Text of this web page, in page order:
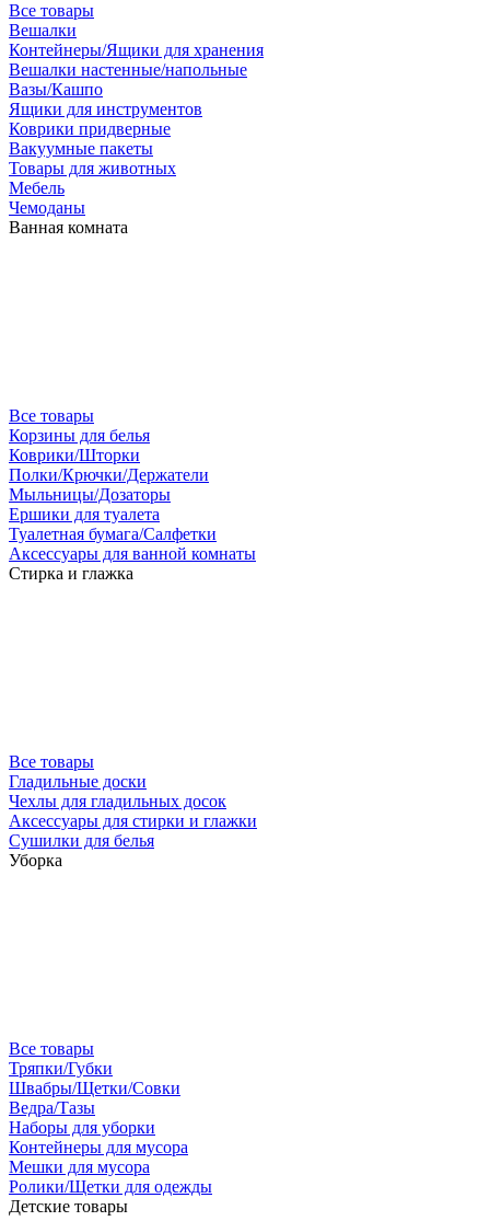
Все товары
Вешалки
Контейнеры/Ящики для хранения
Вешалки настенные/напольные
Вазы/Кашпо
Ящики для инструментов
Коврики придверные
Вакуумные пакеты
Товары для животных
Мебель
Чемоданы
Ванная комната
Все товары
Корзины для белья
Коврики/Шторки
Полки/Крючки/Держатели
Мыльницы/Дозаторы
Ершики для туалета
Туалетная бумага/Салфетки
Аксессуары для ванной комнаты
Стирка и глажка
Все товары
Гладильные доски
Чехлы для гладильных досок
Аксессуары для стирки и глажки
Сушилки для белья
Уборка
Все товары
Тряпки/Губки
Швабры/Щетки/Совки
Ведра/Тазы
Наборы для уборки
Контейнеры для мусора
Мешки для мусора
Ролики/Щетки для одежды
Детские товары